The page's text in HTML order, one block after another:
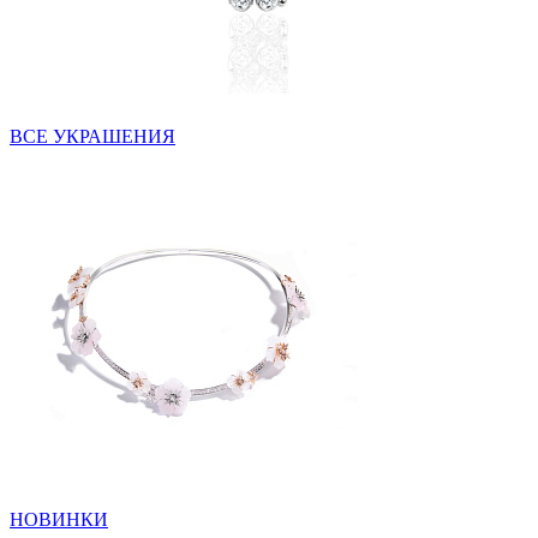
ВСЕ УКРАШЕНИЯ
НОВИНКИ